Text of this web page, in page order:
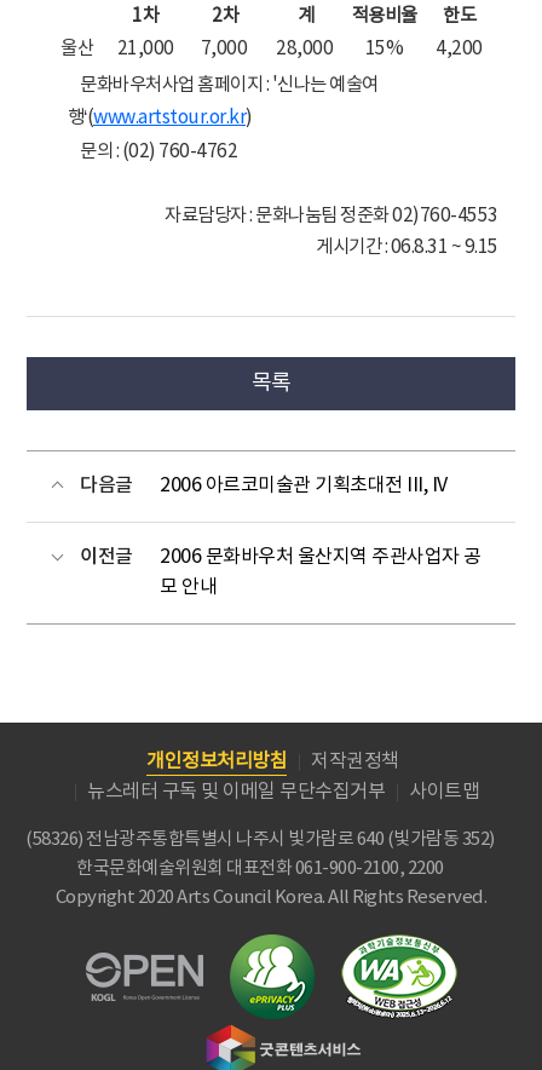
1차
2차 계 적용비율
한도
울산
21,000 7,000 28,000 15%
4,200
문화바우처사업 홈페이지 : '신나는 예술여
행‘(www.artstour.or.kr)
문의 : (02) 760-4762
자료담당자 : 문화나눔팀 정준화 02)760-4553
게시기간 : 06.8.31 ~ 9.15
목록
다음글 2006 아르코미술관 기획초대전 III, IV
이전글
2006 문화바우처 울산지역 주관사업자 공
모 안내
개인정보처리방침
저작권정책
뉴스레터 구독 및 이메일 무단수집거부
사이트맵
(58326) 전남광주통합특별시 나주시 빛가람로 640 (빛가람동 352)
한국문화예술위원회 대표전화 061-900-2100, 2200
Copyright 2020 Arts Council Korea. All Rights Reserved.